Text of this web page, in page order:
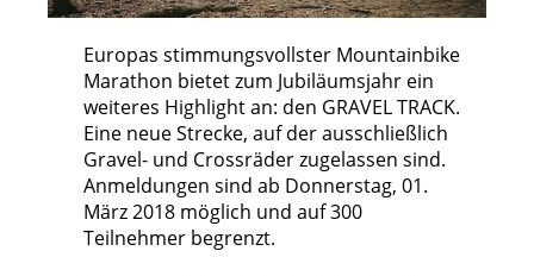
Europas stimmungsvollster Mountainbike
Marathon bietet zum Jubiläumsjahr ein
weiteres Highlight an: den GRAVEL TRACK.
Eine neue Strecke, auf der ausschließlich
Gravel- und Crossräder zugelassen sind.
Anmeldungen sind ab Donnerstag, 01.
März 2018 möglich und auf 300
Teilnehmer begrenzt.